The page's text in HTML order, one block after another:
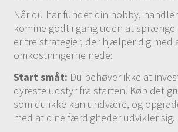
Når du har fundet din hobby,
komme godt i gang uden at
er tre strategier, der hjælper dig med
omkostningerne nede:
Start småt: Du behøver ikke at
dyreste udstyr fra starten. Køb det
som du ikke kan undvære, og
med at dine færdigheder udvikler sig.